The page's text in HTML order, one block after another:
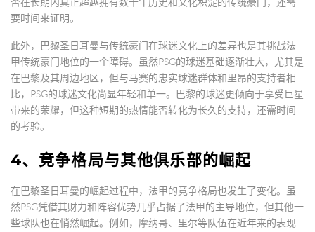
要时间来证明。
此外，巴黎圣日耳曼与传统豪门在球迷文化上的差异也是其挑战法
甲传统豪门地位的一个障碍。虽然PSG的球迷基础逐渐壮大，尤其是
在巴黎及其周边地区，但与马赛的忠实球迷群体和里昂的支持者相
比，PSG的球迷文化尚显年轻和单一。巴黎的球迷更倾向于享受巨星
带来的荣耀，但这种短期的热情能否转化为长久的支持，还需时间
的考验。
4、竞争格局与其他俱乐部的崛起
在巴黎圣日耳曼的崛起过程中，法甲的竞争格局也发生了变化。虽
然PSG凭借其财力和阵容优势几乎占据了法甲的主导地位，但其他一
些球队也在悄然崛起。例如，摩纳哥、里尔等队伍在近年来的表现